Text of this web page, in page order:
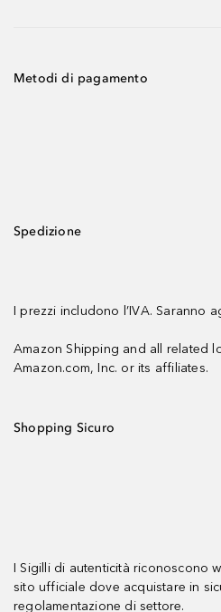
Metodi di pagamento
Spedizione
I prezzi includono l’IVA. Saranno
Amazon Shipping and all related
Amazon.com, Inc. or its affiliates.
Shopping Sicuro
I Sigilli di autenticità riconoscono
sito ufficiale dove acquistare in
regolamentazione di settore.